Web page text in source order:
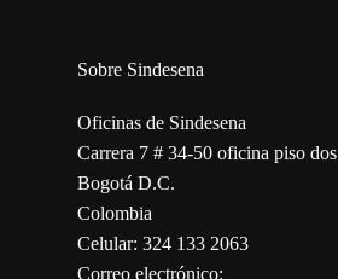
Sobre Sindesena
Oficinas de Sindesena
Carrera 7 # 34-50 oficina piso dos
Bogotá D.C.
Colombia
Celular: 324 133 2063
Correo electrónico: